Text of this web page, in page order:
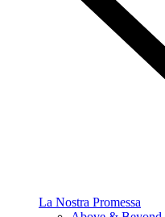
La Nostra Promessa